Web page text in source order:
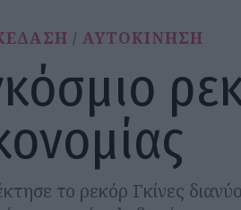
ΑΥΤΟΚΙΝΗΣΗ
το ρεκόρ Γκίνες